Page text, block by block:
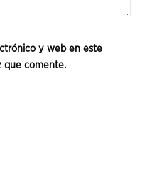
y web en este
que comente.